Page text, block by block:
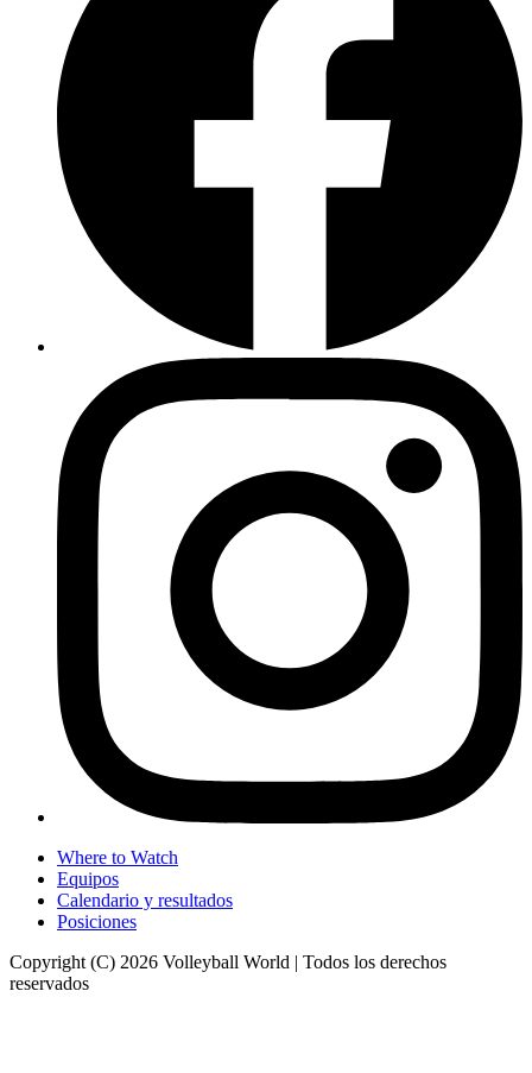
Where to Watch
Equipos
Calendario y resultados
Posiciones
Copyright (C) 2026 Volleyball World | Todos los derechos
reservados